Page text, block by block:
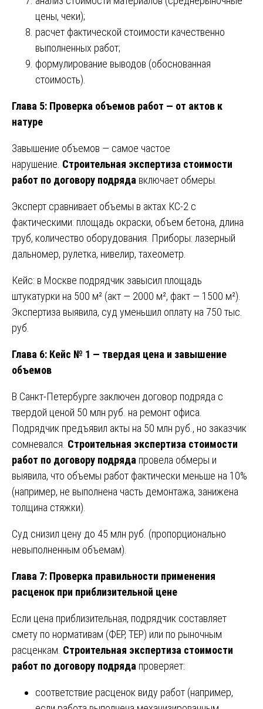
цены, чеки);
расчет фактической стоимости качественно
выполненных работ;
формулирование выводов (обоснованная
стоимость).
Глава 5: Проверка объемов работ — от актов к
натуре
Завышение объемов — самое частое
нарушение. Строительная экспертиза стоимости
работ по договору подряда включает обмеры.
Эксперт сравнивает объемы в актах КС-2 с
фактическими: площадь окраски, объем бетона, длина
труб, количество оборудования. Приборы: лазерный
дальномер, рулетка, нивелир, тахеометр.
Кейс: в Москве подрядчик завысил площадь
штукатурки на 500 м² (акт — 2000 м², факт — 1500 м²).
Экспертиза выявила, суд уменьшил оплату на 750 тыс.
руб.
Глава 6: Кейс № 1 — твердая цена и завышение
объемов
В Санкт-Петербурге заключен договор подряда с
твердой ценой 50 млн руб. на ремонт офиса.
Подрядчик предъявил акты на 50 млн руб., но заказчик
сомневался. Строительная экспертиза стоимости
работ по договору подряда провела обмеры и
выявила, что объемы работ фактически меньше на 10%
(например, не выполнена часть демонтажа, занижена
толщина стяжки).
Суд снизил цену до 45 млн руб. (пропорционально
невыполненным объемам).
Глава 7: Проверка правильности применения
расценок при приблизительной цене
Если цена приблизительная, подрядчик составляет
смету по нормативам (ФЕР, ТЕР) или по рыночным
расценкам. Строительная экспертиза стоимости
работ по договору подряда проверяет:
соответствие расценок виду работ (например,